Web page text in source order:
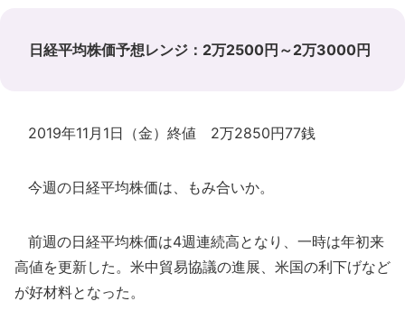
日経平均株価予想レンジ：2万2500円～2万3000円
2019年11月1日（金）終値 2万2850円77銭
今週の日経平均株価は、もみ合いか。
前週の日経平均株価は4週連続高となり、一時は年初来
高値を更新した。米中貿易協議の進展、米国の利下げなど
が好材料となった。